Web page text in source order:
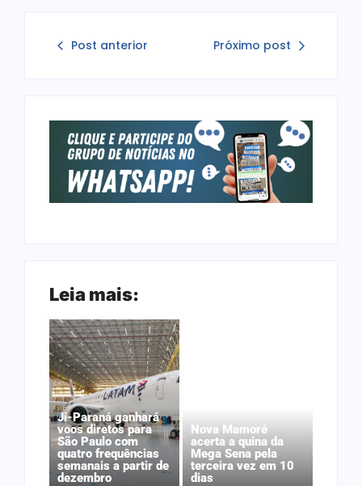
Post anterior Próximo post
Leia mais:
Ji-Paraná ganhará
voos diretos para
São Paulo com
quatro frequências
semanais a partir de
dezembro
Nova Mamoré
acerta a quina da
Mega Sena pela
terceira vez em 10
dias